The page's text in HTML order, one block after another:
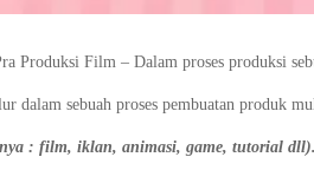
Produksi Film – Dalam proses produksi
dalam sebuah proses pembuatan produk
: film, iklan, animasi, game, tutorial dll).